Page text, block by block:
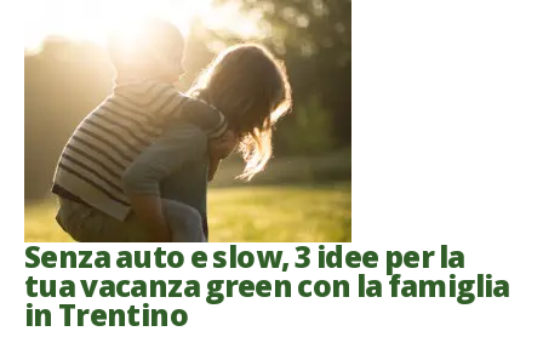
Senza auto e slow, 3 idee per la
tua vacanza green con la famiglia
in Trentino